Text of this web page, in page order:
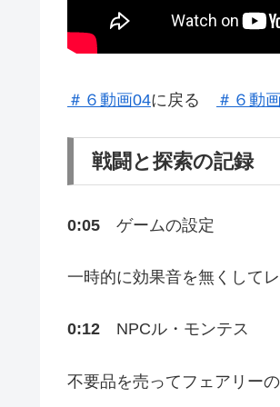
＃６動画04に戻る ＃６動
戦闘と探索の記録
0:05 ゲームの設定
一時的に効果音を無くして
0:12 NPCル・モンテス
不要品を売ってフェアリー